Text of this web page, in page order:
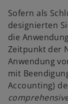
Sofern als
designierten
die
Zeitpunkt der
Anwendung
mit
Accounting)